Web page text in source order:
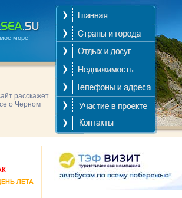
море!
расскажет
о Черном
ЛЕТА